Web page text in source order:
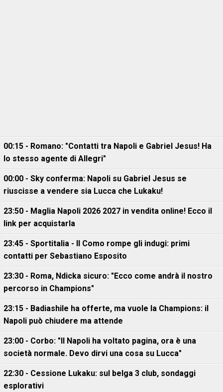
00:15 - Romano: "Contatti tra Napoli e Gabriel Jesus! Ha
lo stesso agente di Allegri"
00:00 - Sky conferma: Napoli su Gabriel Jesus se
riuscisse a vendere sia Lucca che Lukaku!
23:50 - Maglia Napoli 2026 2027 in vendita online! Ecco il
link per acquistarla
23:45 - Sportitalia - Il Como rompe gli indugi: primi
contatti per Sebastiano Esposito
23:30 - Roma, Ndicka sicuro: "Ecco come andrà il nostro
percorso in Champions"
23:15 - Badiashile ha offerte, ma vuole la Champions: il
Napoli può chiudere ma attende
23:00 - Corbo: "Il Napoli ha voltato pagina, ora è una
società normale. Devo dirvi una cosa su Lucca"
22:30 - Cessione Lukaku: sul belga 3 club, sondaggi
esplorativi